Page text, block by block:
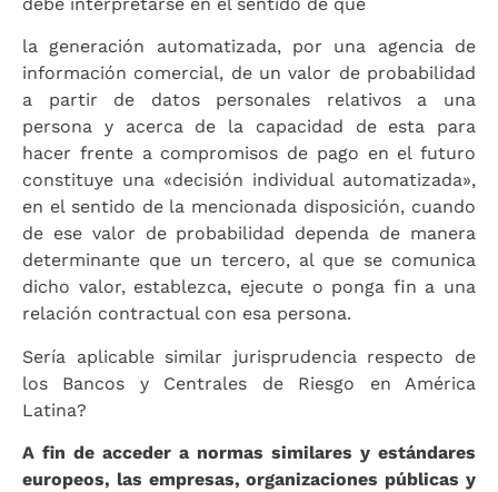
la generación automatizada, por una agencia de
información comercial, de un valor de probabilidad
a partir de datos personales relativos a una
persona y acerca de la capacidad de esta para
hacer frente a compromisos de pago en el futuro
constituye una «decisión individual automatizada»,
en el sentido de la mencionada disposición, cuando
de ese valor de probabilidad dependa de manera
determinante que un tercero, al que se comunica
dicho valor, establezca, ejecute o ponga fin a una
relación contractual con esa persona.
Sería aplicable similar jurisprudencia respecto de
los Bancos y Centrales de Riesgo en América
Latina?
A fin de acceder a normas similares y estándares
europeos, las empresas, organizaciones públicas y